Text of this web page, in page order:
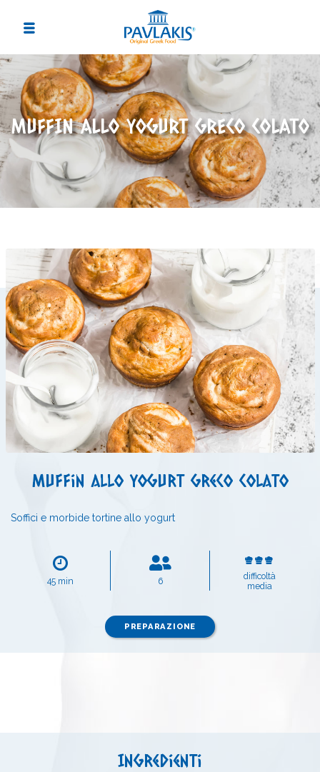
MUFFIN ALLO YOGURT GRECO COLATO
Muffin allo yogurt greco colato
Soffici e morbide tortine allo yogurt
45 min 6
difficoltà
media
PREPARAZIONE
Ingredienti